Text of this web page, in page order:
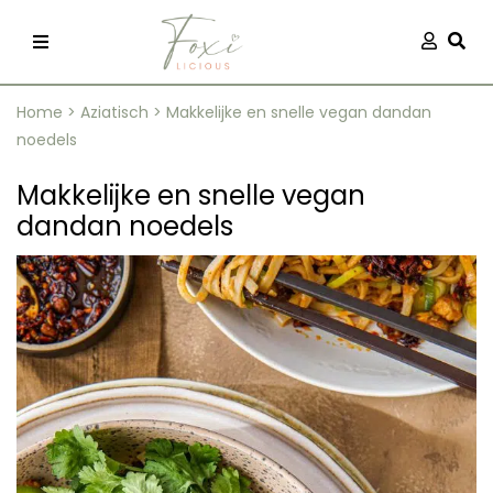
kleding
Home > Aziatisch > Makkelijke en snelle vegan dandan
noedels
Makkelijke en snelle vegan
dandan noedels